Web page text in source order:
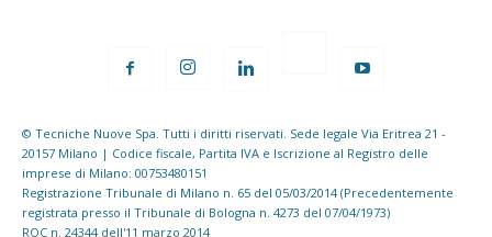
© Tecniche Nuove Spa. Tutti i diritti riservati. Sede legale Via Eritrea 21 -
20157 Milano | Codice fiscale, Partita IVA e Iscrizione al Registro delle
imprese di Milano: 00753480151
Registrazione Tribunale di Milano n. 65 del 05/03/2014 (Precedentemente
registrata presso il Tribunale di Bologna n. 4273 del 07/04/1973)
ROC n. 24344 dell'11 marzo 2014